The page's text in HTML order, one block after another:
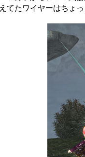
えてたワイヤーはちょ